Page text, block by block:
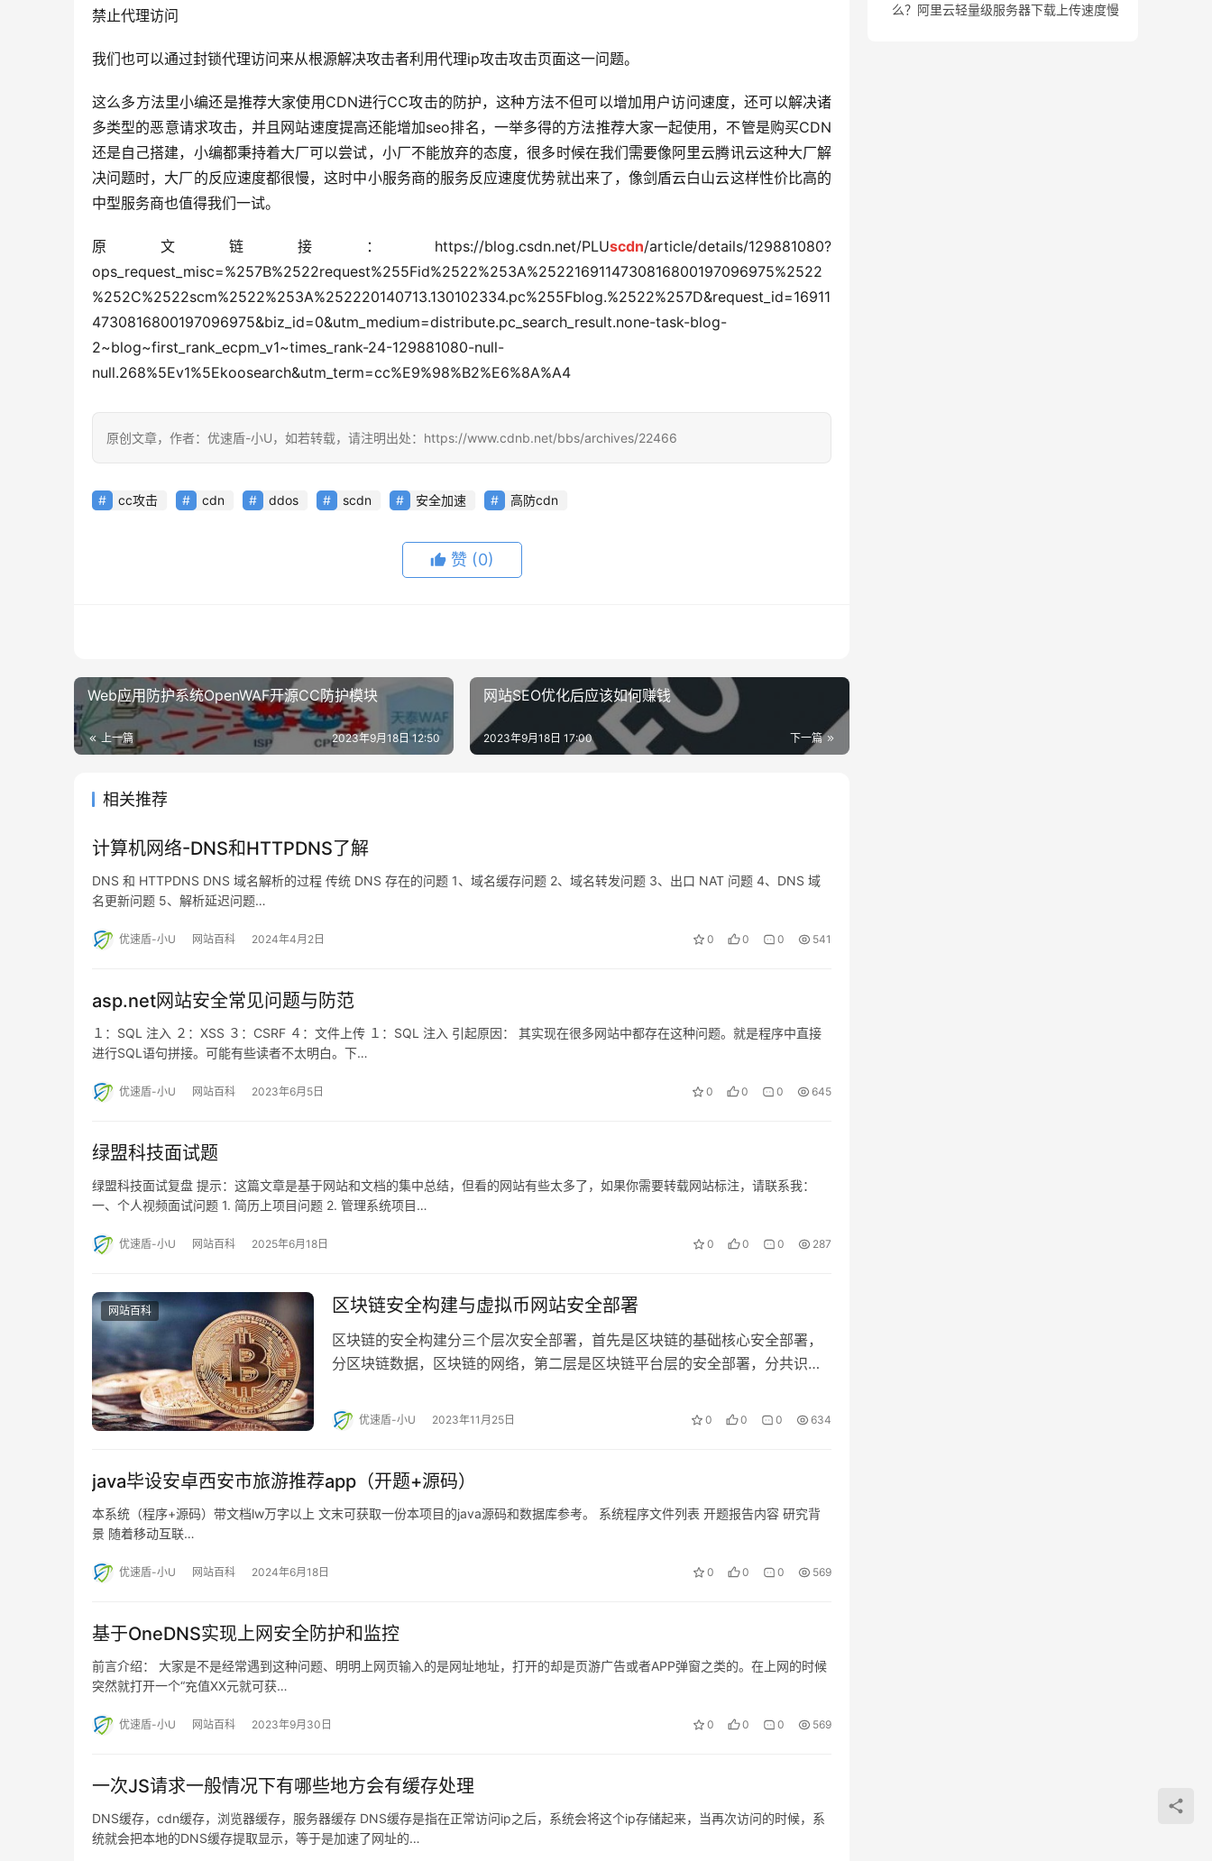
禁止代理访问
我们也可以通过封锁代理访问来从根源解决攻击者利用代理ip攻击攻击页面这一问题。
这么多方法里小编还是推荐大家使用CDN进行CC攻击的防护，这种方法不但可以增加用户访问速度，还可以解决诸
多类型的恶意请求攻击，并且网站速度提高还能增加seo排名，一举多得的方法推荐大家一起使用，不管是购买CDN
还是自己搭建，小编都秉持着大厂可以尝试，小厂不能放弃的态度，很多时候在我们需要像阿里云腾讯云这种大厂解
决问题时，大厂的反应速度都很慢，这时中小服务商的服务反应速度优势就出来了，像剑盾云白山云这样性价比高的
中型服务商也值得我们一试。
原文链接：https://blog.csdn.net/PLUscdn/article/details/129881080?
ops_request_misc=%257B%2522request%255Fid%2522%253A%2522169114730816800197096975%2522
%252C%2522scm%2522%253A%252220140713.130102334.pc%255Fblog.%2522%257D&request_id=16911
4730816800197096975&biz_id=0&utm_medium=distribute.pc_search_result.none-task-blog-
2~blog~first_rank_ecpm_v1~times_rank-24-129881080-null-
null.268%5Ev1%5Ekoosearch&utm_term=cc%E9%98%B2%E6%8A%A4
原创文章，作者：优速盾-小U，如若转载，请注明出处：https://www.cdnb.net/bbs/archives/22466
cc攻击 cdn ddos scdn 安全加速 高防cdn
赞 (0)
Web应用防护系统OpenWAF开源CC防护模块
上一篇 2023年9月18日 12:50
网站SEO优化后应该如何赚钱
下一篇
2023年9月18日 17:00
相关推荐
计算机网络-DNS和HTTPDNS了解
DNS 和 HTTPDNS DNS 域名解析的过程 传统 DNS 存在的问题 1、域名缓存问题 2、域名转发问题 3、出口 NAT 问题 4、DNS 域
名更新问题 5、解析延迟问题…
优速盾-小U 网站百科 2024年4月2日 0 0 0 541
asp.net网站安全常见问题与防范
１：SQL 注入 ２：XSS ３：CSRF ４：文件上传 １：SQL 注入 引起原因： 其实现在很多网站中都存在这种问题。就是程序中直接
进行SQL语句拼接。可能有些读者不太明白。下…
优速盾-小U 网站百科 2023年6月5日 0 0 0 645
绿盟科技面试题
绿盟科技面试复盘 提示：这篇文章是基于网站和文档的集中总结，但看的网站有些太多了，如果你需要转载网站标注，请联系我：
一、个人视频面试问题 1. 简历上项目问题 2. 管理系统项目…
优速盾-小U 网站百科 2025年6月18日 0 0 0 287
网站百科 区块链安全构建与虚拟币网站安全部署
区块链的安全构建分三个层次安全部署，首先是区块链的基础核心安全部署，
分区块链数据，区块链的网络，第二层是区块链平台层的安全部署，分共识安
优速盾-小U 2023年11月25日 0 0 0 634
java毕设安卓西安市旅游推荐app（开题+源码）
本系统（程序+源码）带文档lw万字以上 文末可获取一份本项目的java源码和数据库参考。 系统程序文件列表 开题报告内容 研究背
景 随着移动互联…
优速盾-小U 网站百科 2024年6月18日 0 0 0 569
基于OneDNS实现上网安全防护和监控
前言介绍： 大家是不是经常遇到这种问题、明明上网页输入的是网址地址，打开的却是页游广告或者APP弹窗之类的。在上网的时候
突然就打开一个“充值XX元就可获…
优速盾-小U 网站百科 2023年9月30日 0 0 0 569
一次JS请求一般情况下有哪些地方会有缓存处理
DNS缓存，cdn缓存，浏览器缓存，服务器缓存 DNS缓存是指在正常访问ip之后，系统会将这个ip存储起来，当再次访问的时候，系
统就会把本地的DNS缓存提取显示，等于是加速了网址的…
么？阿里云轻量级服务器下载上传速度慢